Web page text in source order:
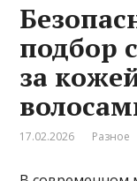
подбор
за
17.02.2026 Разное